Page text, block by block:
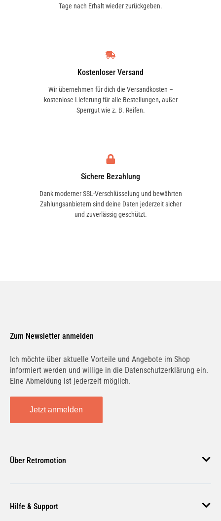
Tage nach Erhalt wieder zurückgeben.
Kostenloser Versand
Wir übernehmen für dich die Versandkosten –
kostenlose Lieferung für alle Bestellungen, außer
Sperrgut wie z. B. Reifen.
Sichere Bezahlung
Dank moderner SSL-Verschlüsselung und bewährten
Zahlungsanbietern sind deine Daten jederzeit sicher
und zuverlässig geschützt.
Zum Newsletter anmelden
Ich möchte über aktuelle Vorteile und Angebote im Shop
informiert werden und willige in die Datenschutzerklärung ein.
Eine Abmeldung ist jederzeit möglich.
Jetzt anmelden
Über Retromotion
Unsere Jobs
Hilfe & Support